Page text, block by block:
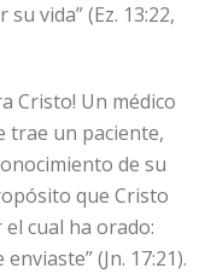
vida” (Ez. 13:22,
Cristo! Un médico
trae un paciente,
de su
que Cristo
cual ha orado:
(Jn. 17:21).